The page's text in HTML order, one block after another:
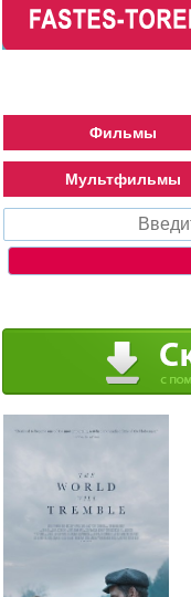
Фильмы
Мультфильмы